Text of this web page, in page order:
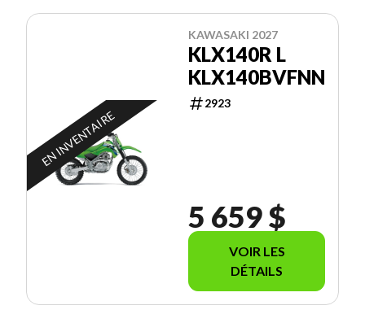
EN INVENTAIRE
KAWASAKI 2027
KLX140R L
KLX140BVFNN
2923
5 659 $
VOIR LES
DÉTAILS